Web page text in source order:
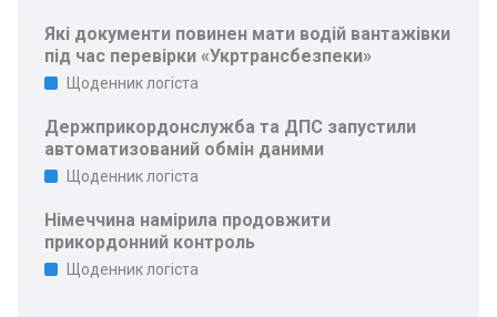
Які документи повинен мати водій вантажівки
під час перевірки «Укртрансбезпеки»
Щоденник логіста
Держприкордонслужба та ДПС запустили
автоматизований обмін даними
Щоденник логіста
Німеччина намірила продовжити
прикордонний контроль
Щоденник логіста